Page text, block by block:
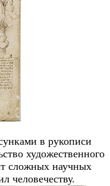
в рукописи
художественного
сложных научных
человечеству.